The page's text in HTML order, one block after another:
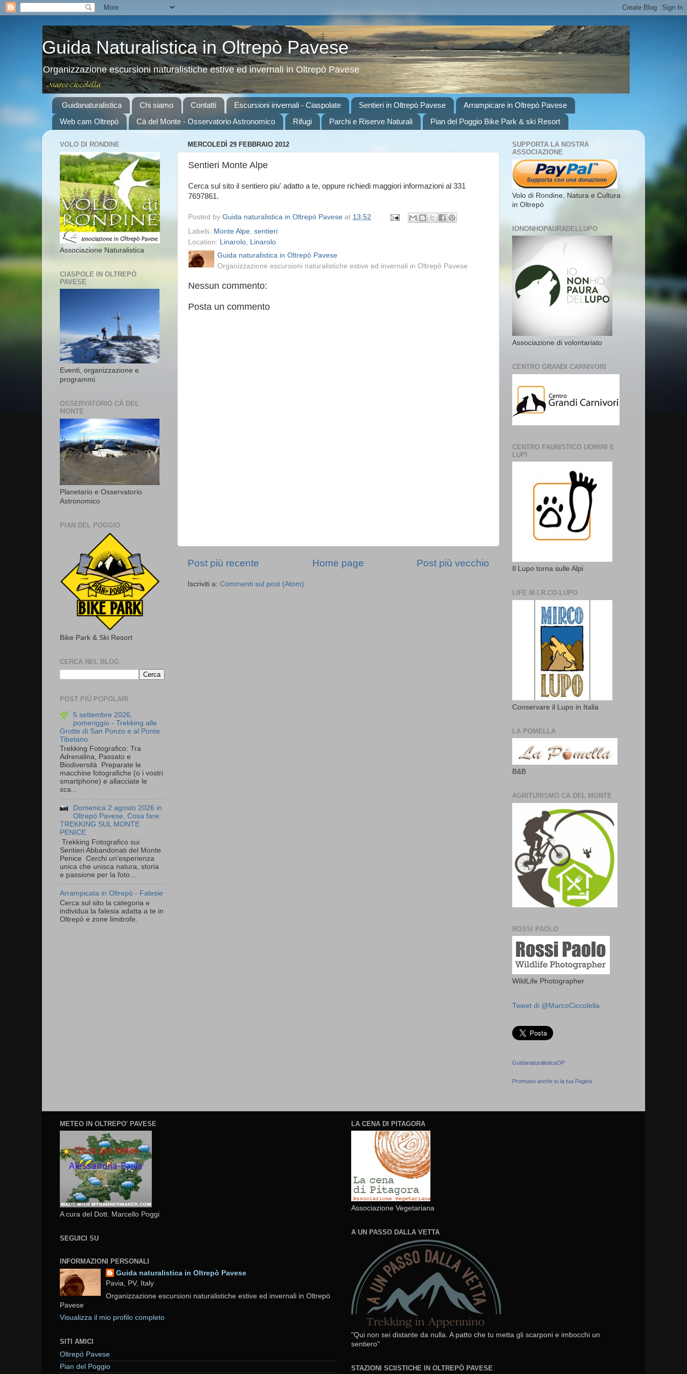
Guida Naturalistica in Oltrepò Pavese
Organizzazione escursioni naturalistiche estive ed invernali in Oltrepò Pavese
Guidanaturalistica Chi siamo Contatti Escursioni invernali - Ciaspolate Sentieri in Oltrepò Pavese
Arrampicare in Oltrepò Pavese
Web cam Oltrepò
Cà del Monte - Osservatorio Astronomico Rifugi Parchi e Riserve Naturali Pian del Poggio Bike Park & ski Resort
MERCOLEDÌ 29 FEBBRAIO 2012
Sentieri Monte Alpe
Cerca sul sito il sentiero piu' adatto a te, oppure richiedi maggiori informazioni al 331
7697861.
Posted by Guida naturalistica in Oltrepò Pavese at 13:52
Labels: Monte Alpe sentieri
Location: Linarolo, Linarolo
Guida naturalistica in Oltrepò Pavese
Organizzazione escursioni naturalistiche estive ed invernali in Oltrepò Pavese
Nessun commento:
Posta un commento
Post più recente Post più vecchio
Home page
Iscriviti a: Commenti sul post (Atom)
VOLO DI RONDINE
Associazione Naturalistica
CIASPOLE IN OLTREPÒ
PAVESE
Eventi, organizzazione e
programmi
OSSERVATORIO CÀ DEL
MONTE
Planetario e Osservatorio
Astronomico
PIAN DEL POGGIO
Bike Park & Ski Resort
CERCA NEL BLOG
POST PIÙ POPOLARI
5 settembre 2026,
pomeriggio - Trekking alle
Grotte di San Ponzo e al Ponte
Tibetano
Trekking Fotografico: Tra
Adrenalina, Passato e
Biodiversità Preparate le
macchine fotografiche (o i vostri
smartphone) e allacciate le
sca...
Domenica 2 agosto 2026 in
Oltrepò Pavese, Cosa fare:
TREKKING SUL MONTE
PENICE
Trekking Fotografico sui
Sentieri Abbandonati del Monte
Penice Cerchi un’esperienza
unica che unisca natura, storia
e passione per la foto...
Arrampicata in Oltrepò - Falesie
Cerca sul sito la categoria e
individua la falesia adatta a te in
Oltrepò e zone limitrofe.
SUPPORTA LA NOSTRA
ASSOCIAZIONE
Volo di Rondine, Natura e Cultura
in Oltrepò
IONONHOPAURADELLUPO
Associazione di volontariato
CENTRO GRANDI CARNIVORI
CENTRO FAUNISTICO UOMINI E
LUPI
Il Lupo torna sulle Alpi
LIFE M.I.R.CO-LUPO
Conservare il Lupo in Italia
LA POMELLA
B&B
AGRITURISMO CÀ DEL MONTE
ROSSI PAOLO
WildLife Photographer
Tweet di @MarcoCiccolella
GuidanaturalisticaOP
Promuovi anche tu la tua Pagina
METEO IN OLTREPO' PAVESE
A cura del Dott. Marcello Poggi
SEGUICI SU
INFORMAZIONI PERSONALI
Guida naturalistica in Oltrepò Pavese
Pavia, PV, Italy
Organizzazione escursioni naturalistiche estive ed invernali in Oltrepò
Pavese
Visualizza il mio profilo completo
SITI AMICI
Oltrepò Pavese
Pian del Poggio
LA CENA DI PITAGORA
Associazione Vegetariana
A UN PASSO DALLA VETTA
"Qui non sei distante da nulla. A patto che tu metta gli scarponi e imbocchi un
sentiero"
STAZIONI SCIISTICHE IN OLTREPÒ PAVESE